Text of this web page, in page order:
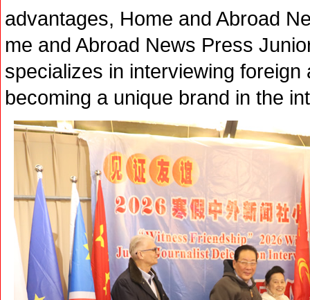
advantages, Home and Abroad
me and Abroad News Press
specializes in interviewing
becoming a unique brand in the